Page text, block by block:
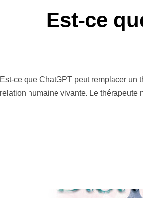
Est-ce
Est-ce que ChatGPT peut remplacer un
relation humaine vivante. Le thérapeute